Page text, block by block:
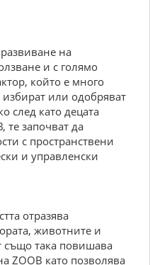
на
и с голямо
който е много
избират или одобряват
след като децата
те започват да
с пространствени
и управленски
отразява
животните и
така повишава
ZOOB като позволява